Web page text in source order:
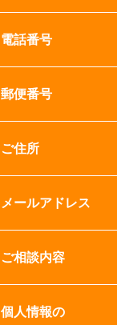
電話番号
郵便番号
ご住所
メールアドレス
ご相談内容
個人情報の